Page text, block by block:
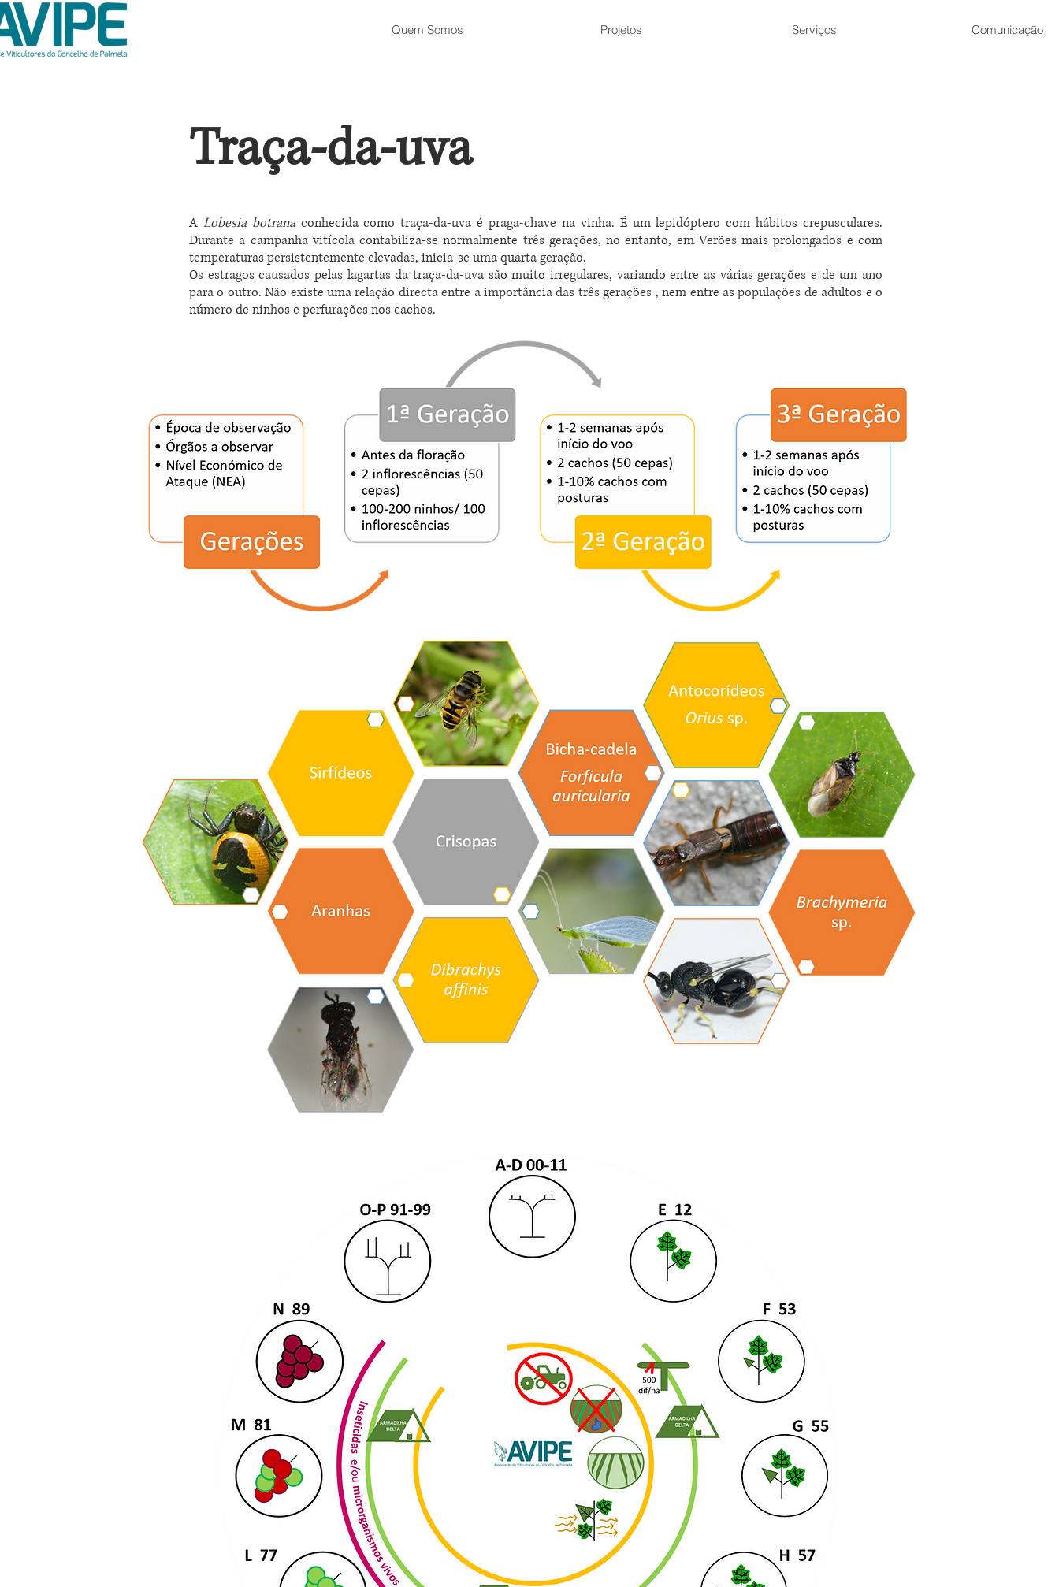
Quem Somos Projetos Serviços Comunicação
Traça-da-uva
A Lobesia botranaconhecida como traça-da-uva é praga-chave na vinha. É um lepidóptero com hábitos crepusculares.
Durante a campanha vitícola contabiliza-se normalmente três gerações, no entanto, em Verões mais prolongados e com
temperaturas persistentemente elevadas, inicia-se uma quarta geração.
Os estragos causados pelas lagartas da traça-da-uva são muito irregulares, variando entre as várias gerações e de um ano
para o outro. Não existe uma relação directa entre a importância das três gerações , nem entre as populações de adultos e o
número de ninhos e perfurações nos cachos.
Nível Económico de Ataque (NEA)
Meios de Proteção